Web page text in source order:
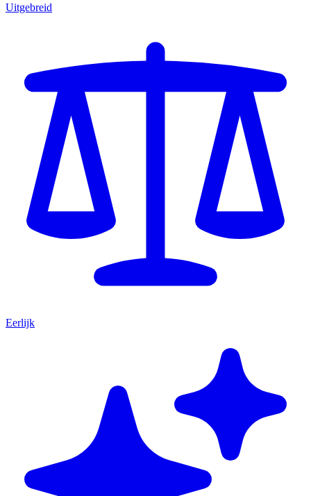
Uitgebreid
Eerlijk